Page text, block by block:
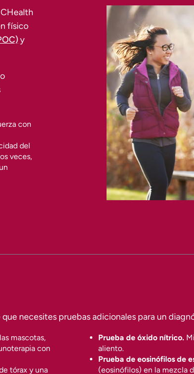
físico
y
con
del
veces,
necesites pruebas adicionales para un
mascotas,
con
tórax y una
Prueba de óxido nítrico.
aliento.
Prueba de eosinófilos de
(eosinófilos) en la mezcla